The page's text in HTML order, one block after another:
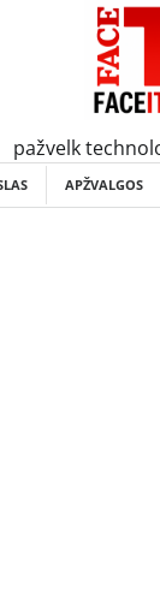
pažvelk
APŽVALGOS